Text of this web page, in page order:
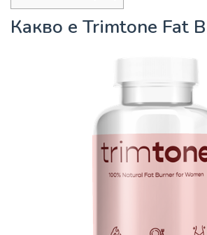
Какво е Trimtone Fat